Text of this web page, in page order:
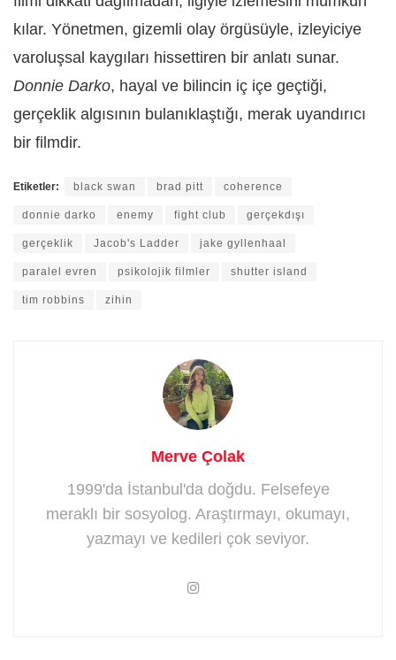
kılar. Yönetmen, gizemli olay örgüsüyle, izleyiciye
varoluşsal kaygıları hissettiren bir anlatı sunar.
Donnie Darko, hayal ve bilincin iç içe geçtiği,
gerçeklik algısının bulanıklaştığı, merak uyandırıcı
bir filmdir.
Etiketler: black swan brad pitt coherence
donnie darko enemy fight club gerçekdışı
gerçeklik Jacob's Ladder jake gyllenhaal
paralel evren psikolojik filmler shutter island
tim robbins zihin
Merve Çolak
1999'da İstanbul'da doğdu. Felsefeye
meraklı bir sosyolog. Araştırmayı, okumayı,
yazmayı ve kedileri çok seviyor.